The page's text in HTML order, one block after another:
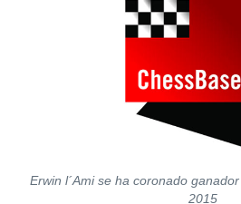
Erwin l´Ami se ha coronado
2015